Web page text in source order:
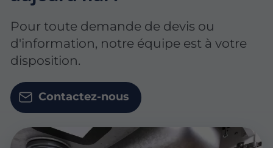
Pour toute demande de devis ou
d'information, notre équipe est à votre
disposition.
Contactez-nous